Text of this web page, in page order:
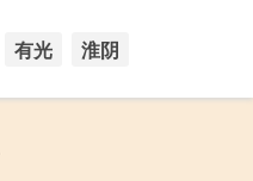
有光 淮阴